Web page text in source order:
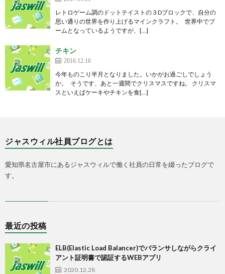
レトロゲーム調のドットテイストの３Dブロックで、自分の
思い通りの世界を作り上げるマインクラフト。 世界中でブ
ームとなっているようですが、[…]
チキン
2016.12.16
今年ものこり半月となりました。いかがお過ごしでしょう
か。 そうです、あと一週間でクリスマスですね。 クリスマ
スといえばケーキやチキンを食[…]
ジャスウィル社員ブログとは
愛知県名古屋市にあるジャスウィルで働く社員の日常を綴ったブログで
す。
最近の投稿
ELB(Elastic Load Balancer)でバランサしながらクライ
アント証明書で認証するWEBアプリ
2020.12.28